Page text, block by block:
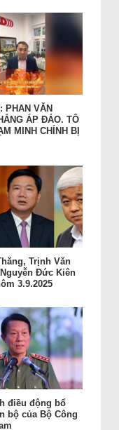
PHAN VĂN
ÁP ĐẢO. TÔ
MINH CHÍNH BỊ
Trịnh Văn
Đức Kiên
3.9.2025
điều động bổ
bộ của Bộ Công